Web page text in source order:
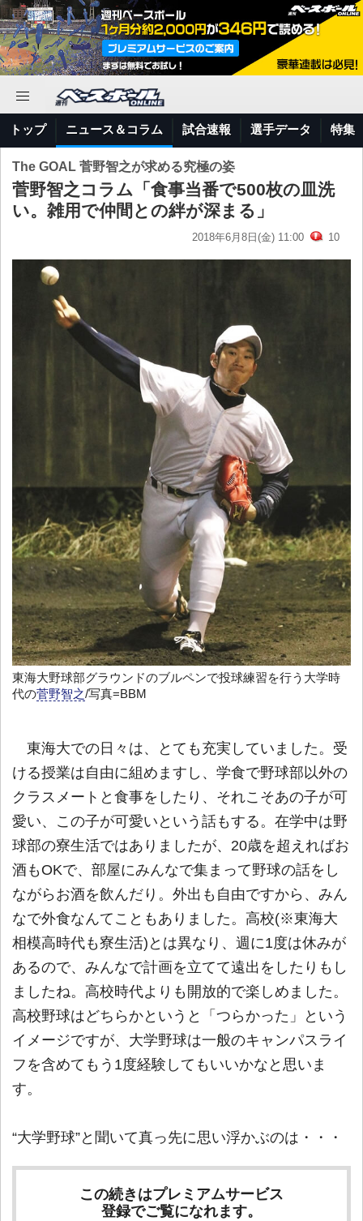
トップ ニュース＆コラム 試合速報 選手データ 特集
The GOAL 菅野智之が求める究極の姿
菅野智之コラム「食事当番で500枚の皿洗
い。雑用で仲間との絆が深まる」
2018年6月8日(金) 11:00 10
東海大野球部グラウンドのブルペンで投球練習を行う大学時
代の菅野智之/写真=BBM
東海大での日々は、とても充実していました。受
ける授業は自由に組めますし、学食で野球部以外の
クラスメートと食事をしたり、それこそあの子が可
愛い、この子が可愛いという話もする。在学中は野
球部の寮生活ではありましたが、20歳を超えればお
酒もOKで、部屋にみんなで集まって野球の話をし
ながらお酒を飲んだり。外出も自由ですから、みん
なで外食なんてこともありました。高校(※東海大
相模高時代も寮生活)とは異なり、週に1度は休みが
あるので、みんなで計画を立てて遠出をしたりもし
ましたね。高校時代よりも開放的で楽しめました。
高校野球はどちらかというと「つらかった」という
イメージですが、大学野球は一般のキャンパスライ
フを含めてもう1度経験してもいいかなと思いま
す。
“大学野球”と聞いて真っ先に思い浮かぶのは・・・
この続きはプレミアムサービス
登録でご覧になれます。